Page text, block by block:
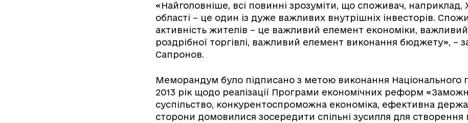
«Найголовніше, всі повинні зрозуміти, що споживач, наприклад,
області – це один із дуже важливих внутрішніх інвесторів.
активність жителів – це важливий елемент економіки,
роздрібної торгівлі, важливий елемент виконання бюджету», –
Сапронов.
Меморандум було підписано з метою виконання Національного
2013 рік щодо реалізації Програми економічних реформ
суспільство, конкурентоспроможна економіка, ефективна
сторони домовилися зосередити спільні зусилля для створення